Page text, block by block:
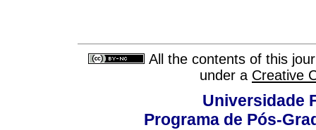
All the contents of this
under a Creative
Universidade
Programa de Pós-